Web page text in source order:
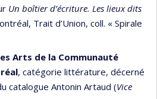
Un boîtier d’écriture. Les lieux dits
Trait d’Union, coll. « Spirale
Arts de la Communauté
, catégorie littérature, décerné
catalogue Antonin Artaud (Vice